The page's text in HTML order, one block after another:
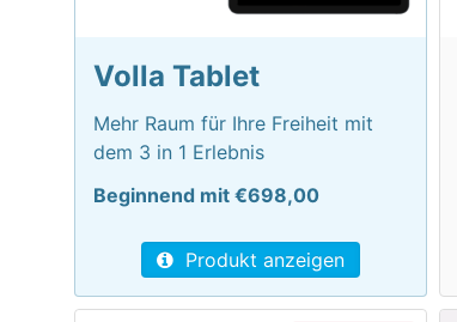
Volla Tablet
Mehr Raum für Ihre Freiheit mit
dem 3 in 1 Erlebnis
Beginnend mit €698,00
Produkt anzeigen